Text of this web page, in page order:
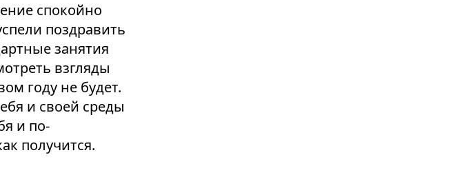
спокойно
поздравить
занятия
взгляды
году не будет.
и своей среды
и по-
получится.